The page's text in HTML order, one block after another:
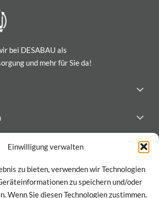
Einwilligung verwalten
zu bieten, verwenden wir Technologien
zu speichern und/oder
Wenn Sie diesen Technologien zustimmen,
bei DESABAU als
und mehr für Sie da!
und Einblicke!